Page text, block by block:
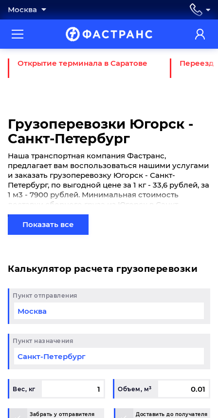
Москва
Открытие терминала в Саратове Переезд
Грузоперевозки Югорск -
Санкт-Петербург
Наша транспортная компания Фастранс,
предлагает вам воспользоваться нашими услугами
и заказать грузоперевозку Югорск - Санкт-
Петербург, по выгодной цене за 1 кг - 33,6 рублей, за
1 м3 - 7900 рублей. Минимальная стоимость
доставки сборного груза из Югорск в Санкт-
Петербург начинается от 4200 рублей. Если вы
хотите отправить свой груз сборной партией по
готовому маршруту в Санкт-Петербург и у вас
Показать все
Калькулятор расчета грузоперевозки
Пункт отправления
Пункт назначения
Вес, кг Объем, м³
Забрать у отправителя Доставить до получателя